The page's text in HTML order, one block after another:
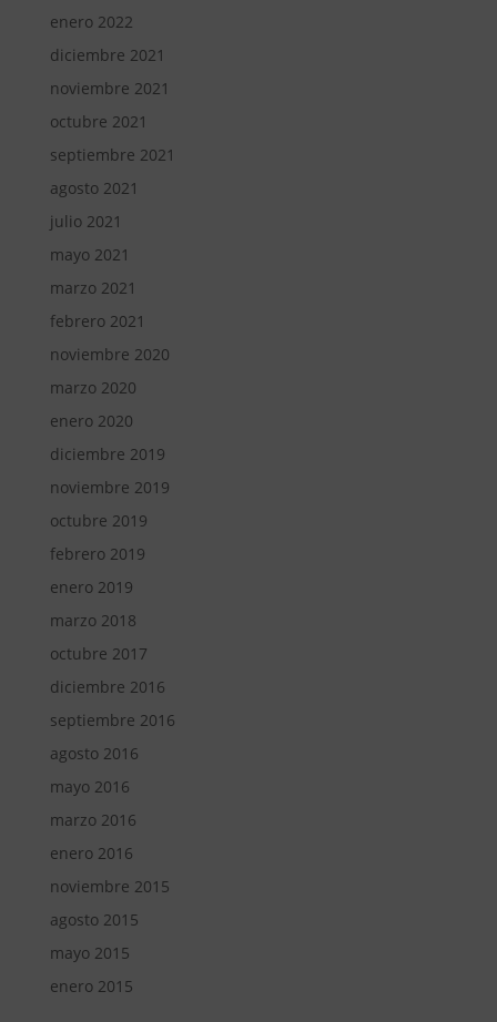
enero 2022
diciembre 2021
noviembre 2021
octubre 2021
septiembre 2021
agosto 2021
julio 2021
mayo 2021
marzo 2021
febrero 2021
noviembre 2020
marzo 2020
enero 2020
diciembre 2019
noviembre 2019
octubre 2019
febrero 2019
enero 2019
marzo 2018
octubre 2017
diciembre 2016
septiembre 2016
agosto 2016
mayo 2016
marzo 2016
enero 2016
noviembre 2015
agosto 2015
mayo 2015
enero 2015